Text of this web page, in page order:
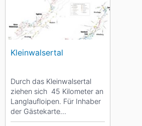
Kleinwalsertal
Durch das Kleinwalsertal
ziehen sich 45 Kilometer an
Langlaufloipen. Für Inhaber
der Gästekarte
Kleinwalsertal ist die